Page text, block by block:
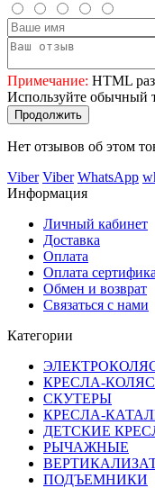
Примечание: HTML
Используйте обычный
Продолжить
Нет отзывов об этом
Viber Viber WhatsApp
Информация
Личный кабинет
Доставка
Оплата
Оплата
Обмен и возврат
Связаться с нами
Категории
КРЕСЛА-
СКУТЕРЫ
КРЕСЛА-
ДЕТСКИЕ
РЫЧАЖНЫЕ
ПОДЪЕМНИКИ